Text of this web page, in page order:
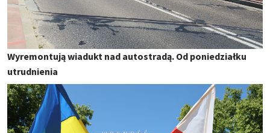
Wyremontują wiadukt nad autostradą. Od poniedziałku
utrudnienia